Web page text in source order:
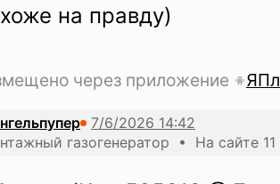
на правду)
через приложение
газогенератор • На сайте 11